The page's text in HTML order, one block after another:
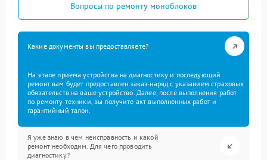
Вопросы по ремонту моноблоков
Какие документы вы предоставляете?
На этапе приема устройства на диагностику и последующий
ремонт вам будет предоставлен заказ-наряд с указанием страховых
обязательств на ваше устройство. Далее, после выполнения работ
по ремонту техники, вы получите акт выполненных работ и
гарантийный талон.
Я уже знаю в чем неисправность и какой
ремонт необходим. Для чего проводить
диагностику?